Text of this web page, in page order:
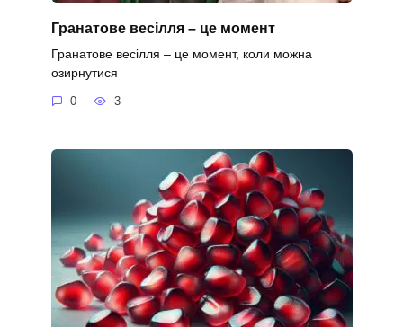
Гранатове весілля – це момент
Гранатове весілля – це момент, коли можна
озирнутися
0 3